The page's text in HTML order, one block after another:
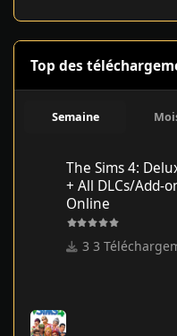
Top des
Semaine
The Sims 4:
+ All DLCs/Add-
Online
3